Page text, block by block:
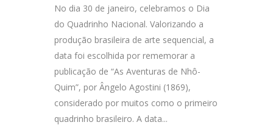
No dia 30 de janeiro, celebramos o Dia
do Quadrinho Nacional. Valorizando a
produção brasileira de arte sequencial, a
data foi escolhida por rememorar a
publicação de “As Aventuras de Nhô-
Quim”, por Ângelo Agostini (1869),
considerado por muitos como o primeiro
quadrinho brasileiro. A data...